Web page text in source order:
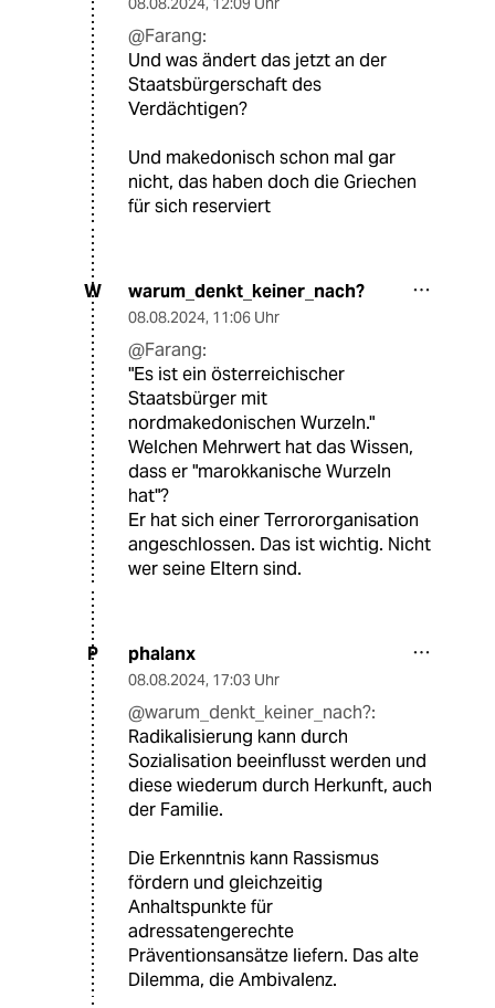
@Farang:
Und was ändert das jetzt an der
Staatsbürgerschaft des
Verdächtigen?
Und makedonisch schon mal gar
nicht, das haben doch die Griechen
für sich reserviert
W warum_denkt_keiner_nach?
08.08.2024, 11:06 Uhr
@Farang:
"Es ist ein österreichischer
Staatsbürger mit
nordmakedonischen Wurzeln."
Welchen Mehrwert hat das Wissen,
dass er "marokkanische Wurzeln
hat"?
Er hat sich einer Terrororganisation
angeschlossen. Das ist wichtig. Nicht
wer seine Eltern sind.
P phalanx
08.08.2024, 17:03 Uhr
@warum_denkt_keiner_nach?:
Radikalisierung kann durch
Sozialisation beeinflusst werden und
diese wiederum durch Herkunft, auch
der Familie.
Die Erkenntnis kann Rassismus
fördern und gleichzeitig
Anhaltspunkte für
adressatengerechte
Präventionsansätze liefern. Das alte
Dilemma, die Ambivalenz.